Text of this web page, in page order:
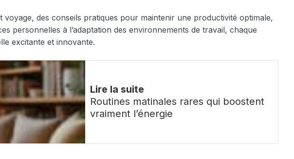
des conseils pratiques pour maintenir une productivité optimale,
personnelles à l’adaptation des environnements de travail, chaque
excitante et innovante.
Lire la suite
Routines matinales rares qui boostent
vraiment l’énergie